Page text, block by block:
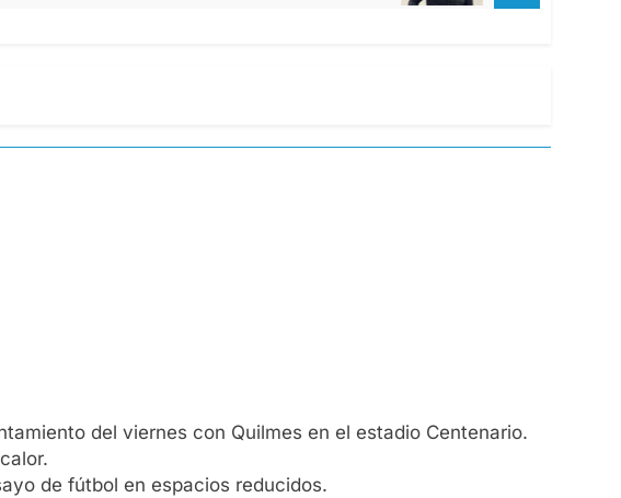
del viernes con Quilmes en el estadio Centenario.
de fútbol en espacios reducidos.